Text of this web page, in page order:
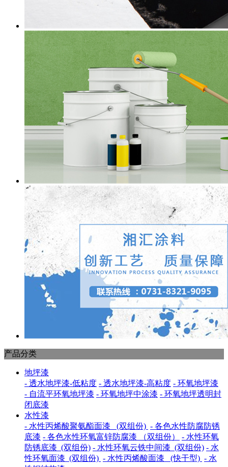
产品分类
地坪漆
- 透水地坪漆-低粘度 - 透水地坪漆-高粘度 - 环氧地坪漆
- 自流平环氧地坪漆 - 环氧地坪中涂漆 - 环氧地坪透明封
闭底漆
水性漆
- 水性丙烯酸聚氨酯面漆 (双组份) - 各色水性防腐防锈
底漆 - 各色水性环氧富锌防腐漆 （双组份）
- 水性环氧
防锈底漆 (双组份) - 水性环氧云铁中间漆 (双组份) - 水
性环氧面漆 (双组份) - 水性丙烯酸面漆 (快干型) - 水